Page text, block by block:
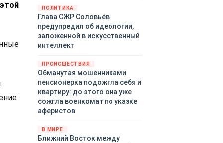
ПОЛИТИКА
Глава СЖР Соловьёв
предупредил об идеологии,
заложенной в искусственный
интеллект
ПРОИСШЕСТВИЯ
Обманутая мошенниками
пенсионерка подожгла себя и
квартиру: до этого она уже
сожгла военкомат по указке
аферистов
В МИРЕ
Ближний Восток между